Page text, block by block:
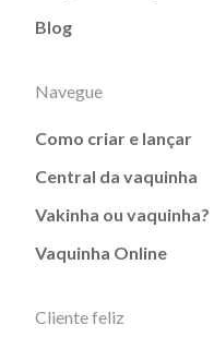
Blog
Navegue
Como criar e lançar
Central da vaquinha
Vakinha ou vaquinha?
Vaquinha Online
Cliente feliz